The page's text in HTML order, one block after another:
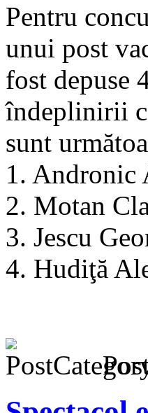
Pentru
unui post
fost depuse
îndeplinirii
sunt
1. Andronic
2. Motan
3. Jescu
4. Hudiţă